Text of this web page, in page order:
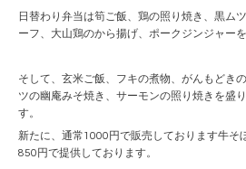
日替わり弁当は筍ご飯、鶏の照り焼き、黒ム
ーフ、大山鶏のから揚げ、ポークジンジャー
そして、玄米ご飯、フキの煮物、がんもどき
ツの幽庵みそ焼き、サーモンの照り焼きを盛
す。
新たに、通常1000円で販売しております牛そ
850円で提供しております。